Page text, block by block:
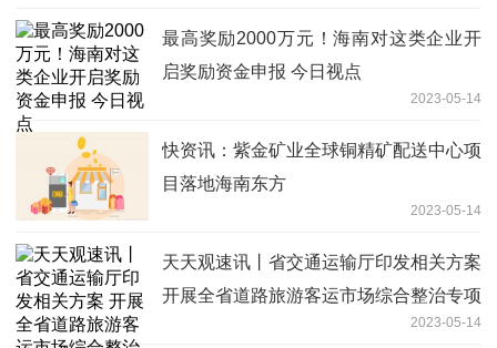
最高奖励2000万元！海南对这类企业开
启奖励资金申报 今日视点
2023-05-14
快资讯：紫金矿业全球铜精矿配送中心项
目落地海南东方
2023-05-14
天天观速讯丨省交通运输厅印发相关方案
开展全省道路旅游客运市场综合整治专项
2023-05-14